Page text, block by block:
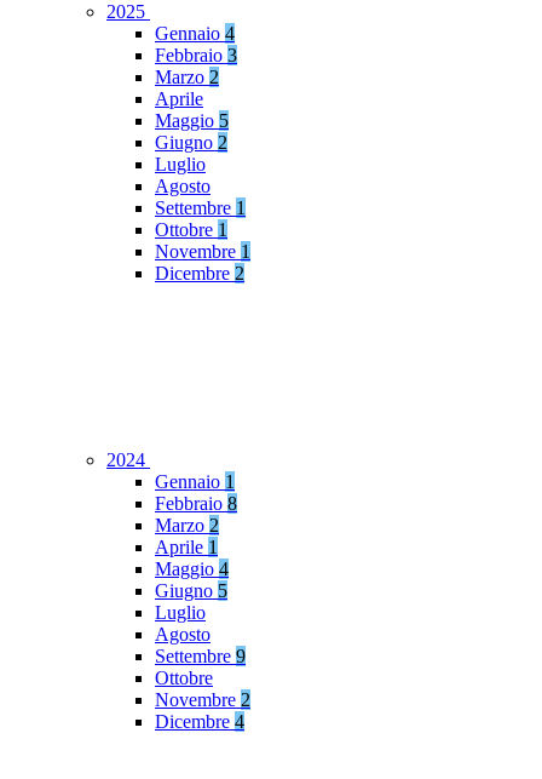
2025
Gennaio 4
Febbraio 3
Marzo 2
Aprile
Maggio 5
Giugno 2
Luglio
Agosto
Settembre 1
Ottobre 1
Novembre 1
Dicembre 2
2024
Gennaio 1
Febbraio 8
Marzo 2
Aprile 1
Maggio 4
Giugno 5
Luglio
Agosto
Settembre 9
Ottobre
Novembre 2
Dicembre 4